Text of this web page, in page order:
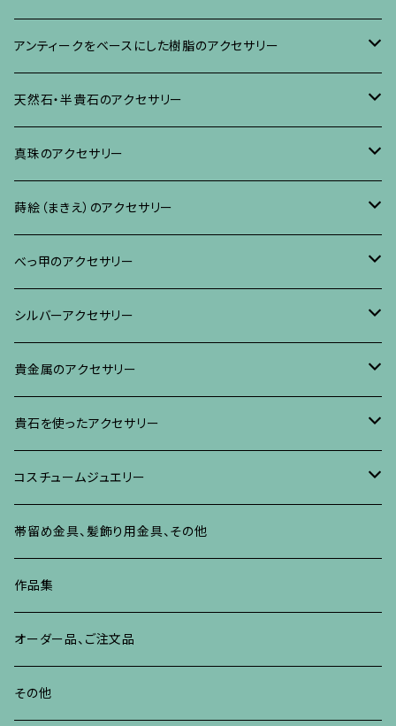
ネックレス、その他
イヤリング、ピアス
ネックレス、ペンダント
ブレスレット、バングル、その他
ブローチ
イヤリング・ピアス
ネックレス・ペンダント
リング
ブレスレット・バングル、その他
アンティークをベースにした樹脂のアクセサリー
ブローチ
イヤリング・ピアス
ネックレス、ペンダント
ブレスレット、その他
天然石・半貴石のアクセサリー
ブローチ
イヤリング・ピアス
ネックレス、ペンダント
リング
ブレスレット、その他
真珠のアクセサリー
ブローチ
イヤリング・ピアス
ネックレス、ペンダント
リング
ブレスレット、その他
蒔絵（まきえ）のアクセサリー
べっ甲に蒔絵のアクセサリー
ブローチ
イヤリング・ピアス
真珠に蒔絵のアクセサリー
ブローチ
イヤリング、ピアス
水晶に蒔絵のアクセサリー
ブローチ
イヤリング、ピアス
朴の木やポプラに蒔絵のアクセサリー
ブローチ
イヤリング・ピアス
その他の蒔絵のアクセサリー
べっ甲のアクセサリー
ブローチ
イヤリング、ピアス
ネックレス、ペンダント
リング
ブレスレット、バングル、その他
シルバーアクセサリー
ブローチ
イヤリング、ピアス
ネックレス、ペンダント
リング
ブレスレット、バングル、その他
貴金属のアクセサリー
ブローチ
イヤリング、ピアス
ネックレス、ペンダント
ブレスレット、その他
リング
貴石を使ったアクセサリー
ブローチ
イヤリング、ピアス
ネックレス、ペンダント
リング
ブレスレット、バングル
コスチュームジュエリー
ブローチ
イヤリング、ピアス
ネックレス、ペンダント
リング
帯留め金具、髪飾り用金具、その他
作品集
オーダー品、ご注文品
その他